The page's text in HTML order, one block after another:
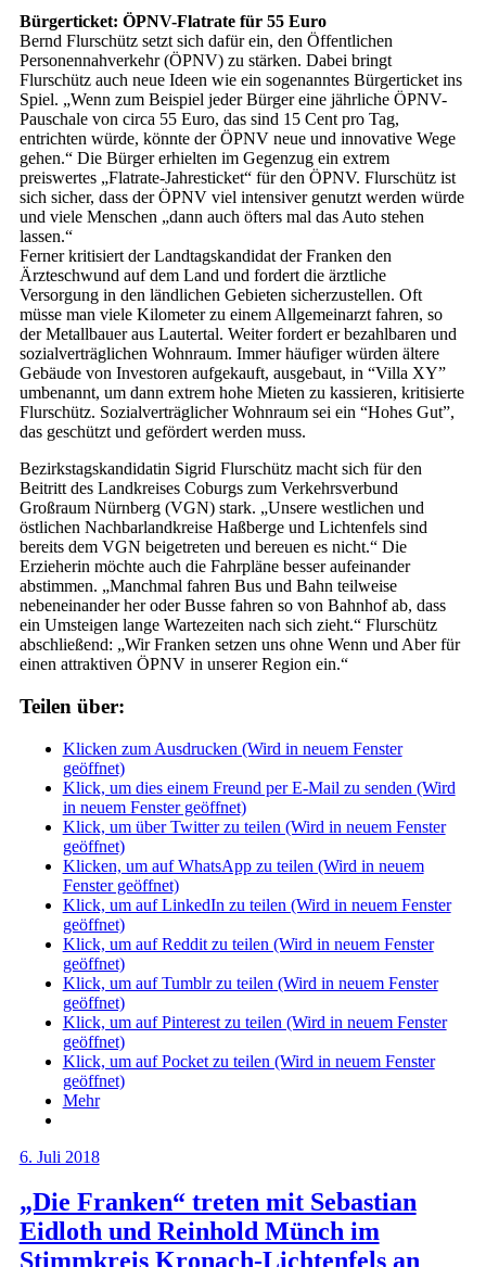
Bürgerticket: ÖPNV-Flatrate für 55 Euro
Bernd Flurschütz setzt sich dafür ein, den Öffentlichen
Personennahverkehr (ÖPNV) zu stärken. Dabei bringt
Flurschütz auch neue Ideen wie ein sogenanntes Bürgerticket ins
Spiel. „Wenn zum Beispiel jeder Bürger eine jährliche ÖPNV-
Pauschale von circa 55 Euro, das sind 15 Cent pro Tag,
entrichten würde, könnte der ÖPNV neue und innovative Wege
gehen.“ Die Bürger erhielten im Gegenzug ein extrem
preiswertes „Flatrate-Jahresticket“ für den ÖPNV. Flurschütz ist
sich sicher, dass der ÖPNV viel intensiver genutzt werden würde
und viele Menschen „dann auch öfters mal das Auto stehen
lassen.“
Ferner kritisiert der Landtagskandidat der Franken den
Ärzteschwund auf dem Land und fordert die ärztliche
Versorgung in den ländlichen Gebieten sicherzustellen. Oft
müsse man viele Kilometer zu einem Allgemeinarzt fahren, so
der Metallbauer aus Lautertal. Weiter fordert er bezahlbaren und
sozialverträglichen Wohnraum. Immer häufiger würden ältere
Gebäude von Investoren aufgekauft, ausgebaut, in “Villa XY”
umbenannt, um dann extrem hohe Mieten zu kassieren, kritisierte
Flurschütz. Sozialverträglicher Wohnraum sei ein “Hohes Gut”,
das geschützt und gefördert werden muss.
Bezirkstagskandidatin Sigrid Flurschütz macht sich für den
Beitritt des Landkreises Coburgs zum Verkehrsverbund
Großraum Nürnberg (VGN) stark. „Unsere westlichen und
östlichen Nachbarlandkreise Haßberge und Lichtenfels sind
bereits dem VGN beigetreten und bereuen es nicht.“ Die
Erzieherin möchte auch die Fahrpläne besser aufeinander
abstimmen. „Manchmal fahren Bus und Bahn teilweise
nebeneinander her oder Busse fahren so von Bahnhof ab, dass
ein Umsteigen lange Wartezeiten nach sich zieht.“ Flurschütz
abschließend: „Wir Franken setzen uns ohne Wenn und Aber für
einen attraktiven ÖPNV in unserer Region ein.“
Teilen über:
Klicken zum Ausdrucken (Wird in neuem Fenster
geöffnet)
Klick, um dies einem Freund per E-Mail zu senden (Wird
in neuem Fenster geöffnet)
Klick, um über Twitter zu teilen (Wird in neuem Fenster
geöffnet)
Klicken, um auf WhatsApp zu teilen (Wird in neuem
Fenster geöffnet)
Klick, um auf LinkedIn zu teilen (Wird in neuem Fenster
geöffnet)
Klick, um auf Reddit zu teilen (Wird in neuem Fenster
geöffnet)
Klick, um auf Tumblr zu teilen (Wird in neuem Fenster
geöffnet)
Klick, um auf Pinterest zu teilen (Wird in neuem Fenster
geöffnet)
Klick, um auf Pocket zu teilen (Wird in neuem Fenster
geöffnet)
Mehr
6. Juli 2018
„Die Franken“ treten mit Sebastian
Eidloth und Reinhold Münch im
Stimmkreis Kronach-Lichtenfels an